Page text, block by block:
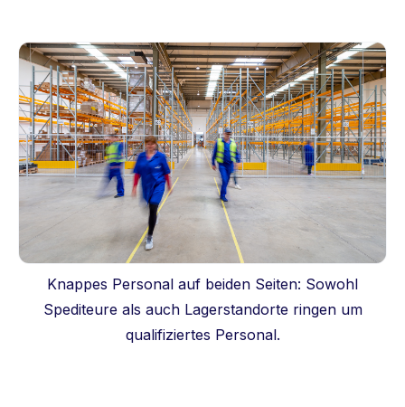
Knappes Personal auf beiden Seiten: Sowohl
Spediteure als auch Lagerstandorte ringen um
qualifiziertes Personal.